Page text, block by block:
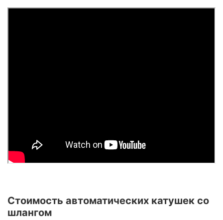
Стоимость автоматических катушек со
шлангом